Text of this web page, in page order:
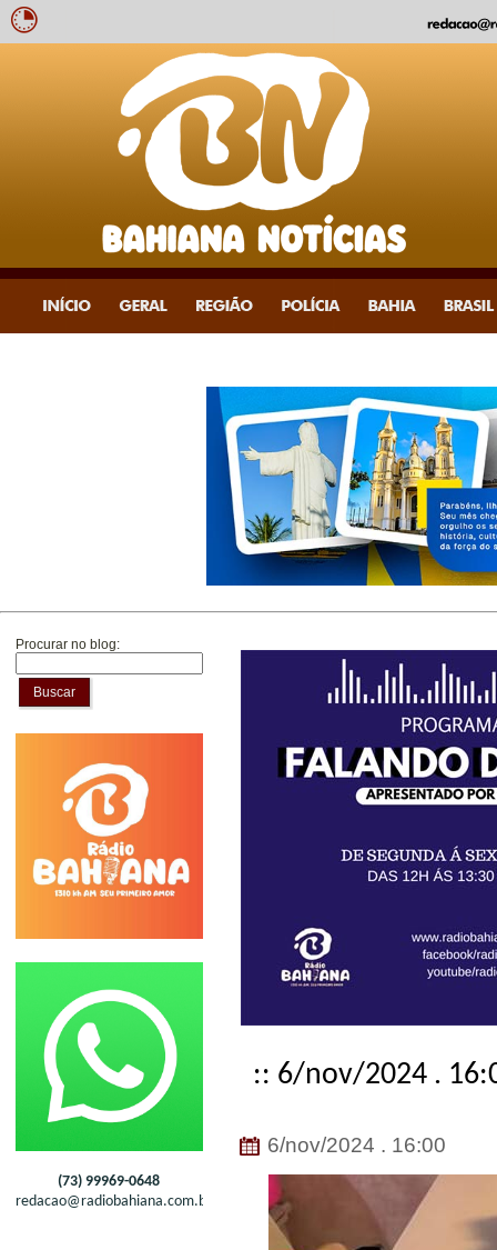
Procurar no blog:
Buscar
(73) 99969-0648
redacao@radiobahiana.com.br
:: 6/nov/2024 .
6/nov/2024 . 16:00